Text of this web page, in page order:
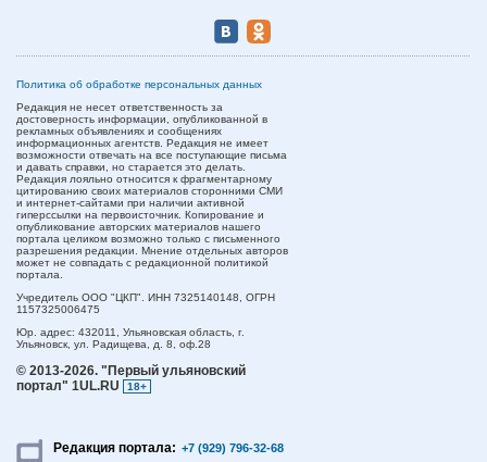
Политика об обработке персональных данных
Редакция не несет ответственность за
достоверность информации, опубликованной в
рекламных объявлениях и сообщениях
информационных агентств. Редакция не имеет
возможности отвечать на все поступающие письма
и давать справки, но старается это делать.
Редакция лояльно относится к фрагментарному
цитированию своих материалов сторонними СМИ
и интернет-сайтами при наличии активной
гиперссылки на первоисточник. Копирование и
опубликование авторских материалов нашего
портала целиком возможно только с письменного
разрешения редакции. Мнение отдельных авторов
может не совпадать с редакционной политикой
портала.
Учредитель ООО "ЦКП". ИНН 7325140148, ОГРН
1157325006475
Юр. адрес: 432011, Ульяновская область, г.
Ульяновск, ул. Радищева, д. 8, оф.28
© 2013-2026. "Первый ульяновский
портал" 1UL.RU
18+
Редакция портала: +7 (929) 796-32-68